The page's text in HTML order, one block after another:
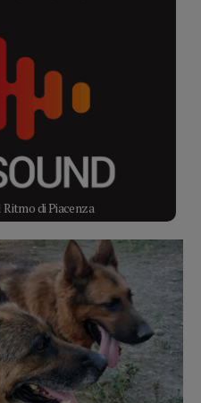
Ritmo di Piacenza